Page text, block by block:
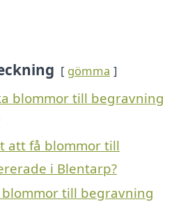
gömma
blommor till begravning
att få blommor till
i Blentarp?
till begravning